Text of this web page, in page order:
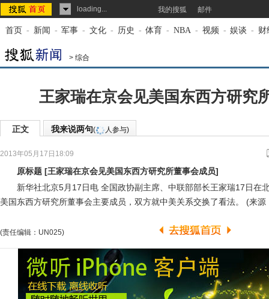
loading... 我的搜狐 邮件
首页 - 新闻 - 军事 - 文化 - 历史 - 体育 - NBA - 视频 - 娱谈 - 财
> 综合
王家瑞在京会见美国东西方研究
正文 我来说两句( 人参与)
2013年05月17日18:09
中国政府网
原标题 [王家瑞在京会见美国东西方研究所董事会成员]
新华社北京5月17日电 全国政协副主席、中联部部长王家瑞17日在
美国东西方研究所董事会主要成员，双方就中美关系交换了看法。 (来源
(责任编辑：UN025)